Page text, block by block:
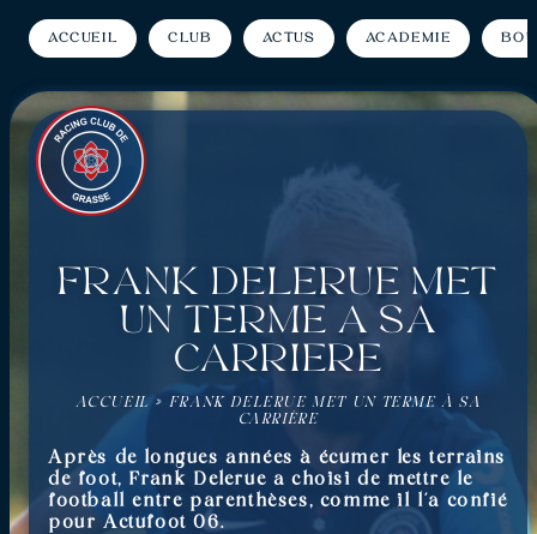
Accueil Club Actus Académie
Frank Delerue met
un terme à sa
carrière
ACCUEIL » FRANK DELERUE MET UN TERME À SA
CARRIÈRE
Après de longues années à écumer les terrains
de foot, Frank Delerue a choisi de mettre le
football entre parenthèses, comme il l’a confié
pour Actufoot 06.